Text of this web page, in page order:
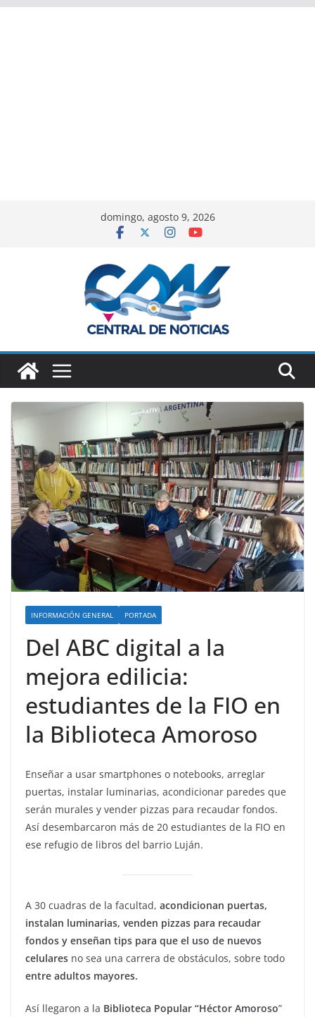
domingo, agosto 9, 2026
INFORMACIÓN GENERAL PORTADA
Del ABC digital a la
mejora edilicia:
estudiantes de la FIO en
la Biblioteca Amoroso
Enseñar a usar smartphones o notebooks, arreglar
puertas, instalar luminarias, acondicionar paredes que
serán murales y vender pizzas para recaudar fondos.
Así desembarcaron más de 20 estudiantes de la FIO en
ese refugio de libros del barrio Luján.
A 30 cuadras de la facultad, acondicionan puertas,
instalan luminarias, venden pizzas para recaudar
fondos y enseñan tips para que el uso de nuevos
celulares no sea una carrera de obstáculos, sobre todo
entre adultos mayores.
Así llegaron a la Biblioteca Popular “Héctor Amoroso”